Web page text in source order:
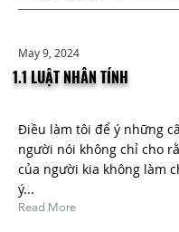
May 9, 2024
1.1 LUẬT NHÂN TÍNH
Điều làm tôi để ý những
người nói không chỉ cho
của người kia không làm
ý...
Read More